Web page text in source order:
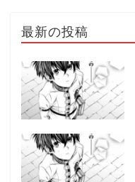
最新の投稿